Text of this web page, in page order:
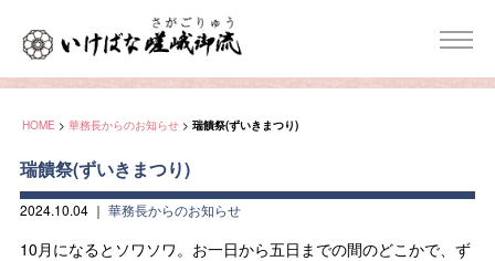
HOME > 華務長からのお知らせ > 瑞饋祭(ずいきまつり)
瑞饋祭(ずいきまつり)
2024.10.04｜ 華務長からのお知らせ
10月になるとソワソワ。お一日から五日までの間のどこかで、ず